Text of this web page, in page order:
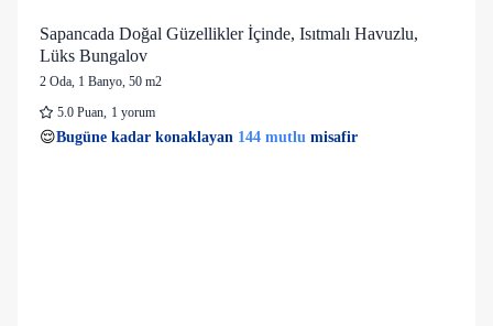
Sapancada Doğal Güzellikler İçinde, Isıtmalı Havuzlu,
Lüks Bungalov
2 Oda, 1 Banyo, 50 m2
5.0 Puan, 1 yorum
👀Son 1 saatte38 kişigörüntüledi
23 kişi